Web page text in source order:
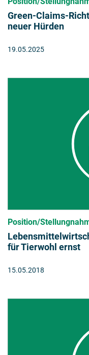
Green-Claims-
neuer Hürden
19.05.2025
Position/
für Tierwohl ernst
15.05.2018